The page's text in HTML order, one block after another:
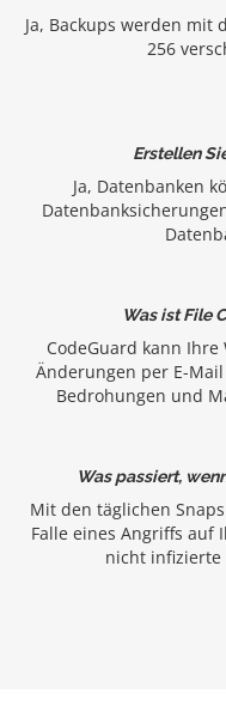
Ja, Backups werden mit
256
Erstellen
Ja, Datenbanken
Was ist File
CodeGuard kann
Änderungen per E-
Bedrohungen und
Was passiert,
Mit den täglichen
Falle eines Angriffs auf
nicht infizierte